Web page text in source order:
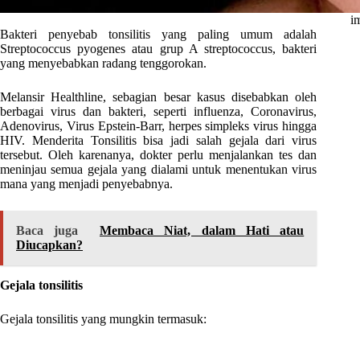
Bakteri penyebab tonsilitis yang paling umum adalah
Streptococcus pyogenes atau grup A streptococcus, bakteri
yang menyebabkan radang tenggorokan.
Melansir Healthline, sebagian besar kasus disebabkan oleh
berbagai virus dan bakteri, seperti influenza, Coronavirus,
Adenovirus, Virus Epstein-Barr, herpes simpleks virus hingga
HIV. Menderita Tonsilitis bisa jadi salah gejala dari virus
tersebut. Oleh karenanya, dokter perlu menjalankan tes dan
meninjau semua gejala yang dialami untuk menentukan virus
mana yang menjadi penyebabnya.
Baca juga
Membaca Niat, dalam Hati atau
Diucapkan?
Gejala tonsilitis
Gejala tonsilitis yang mungkin termasuk: